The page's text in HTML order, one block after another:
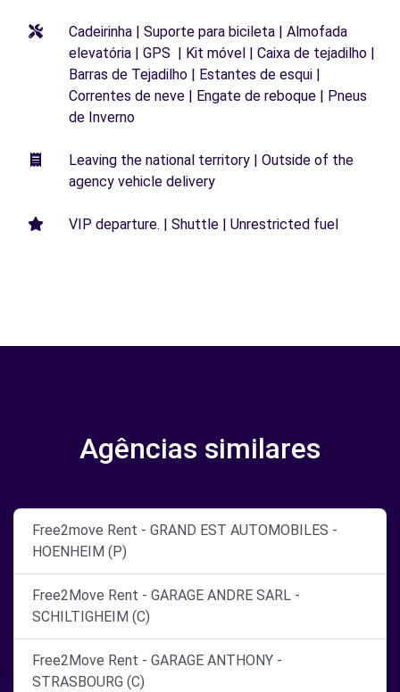
Cadeirinha | Suporte para bicileta | Almofada
elevatória | GPS | Kit móvel | Caixa de tejadilho |
Barras de Tejadilho | Estantes de esqui |
Correntes de neve | Engate de reboque | Pneus
de Inverno
Leaving the national territory | Outside of the
agency vehicle delivery
VIP departure. | Shuttle | Unrestricted fuel
Agências similares
Free2move Rent - GRAND EST AUTOMOBILES -
HOENHEIM (P)
Free2Move Rent - GARAGE ANDRE SARL -
SCHILTIGHEIM (C)
Free2Move Rent - GARAGE ANTHONY -
STRASBOURG (C)